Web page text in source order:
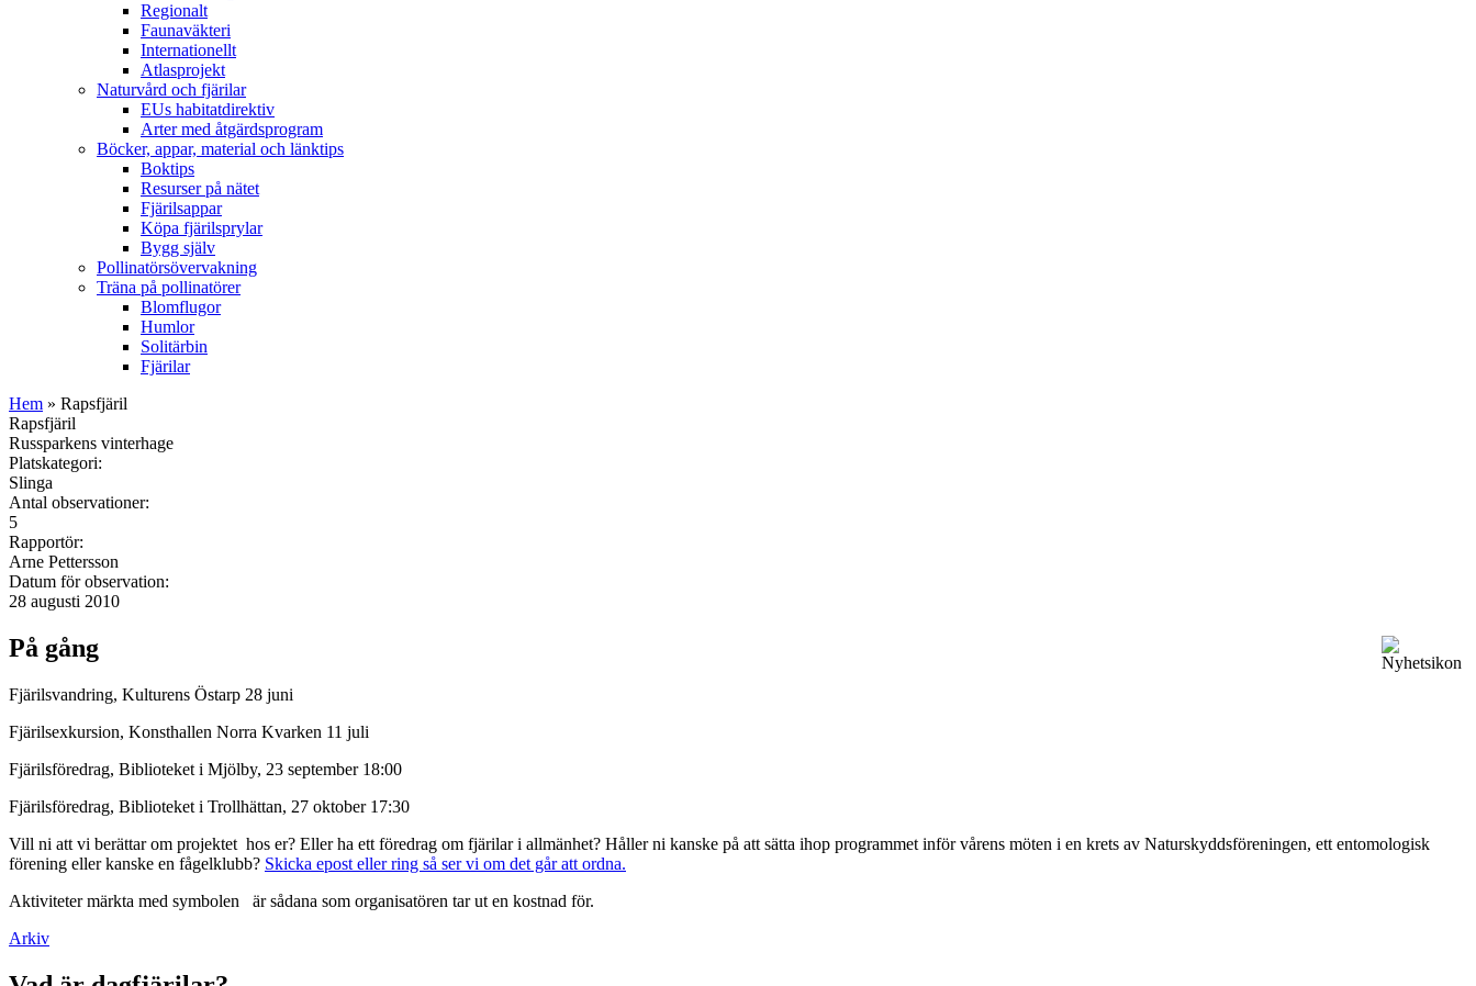
Regionalt
Faunaväkteri
Internationellt
Atlasprojekt
Naturvård och fjärilar
EUs habitatdirektiv
Arter med åtgärdsprogram
Böcker, appar, material och länktips
Boktips
Resurser på nätet
Fjärilsappar
Köpa fjärilsprylar
Bygg själv
Pollinatörsövervakning
Träna på pollinatörer
Blomflugor
Humlor
Solitärbin
Fjärilar
Hem » Rapsfjäril
Rapsfjäril
Russparkens vinterhage
Platskategori:
Slinga
Antal observationer:
5
Rapportör:
Arne Pettersson
Datum för observation:
28 augusti 2010
På gång
Fjärilsvandring, Kulturens Östarp 28 juni
Fjärilsexkursion, Konsthallen Norra Kvarken 11 juli
Fjärilsföredrag, Biblioteket i Mjölby, 23 september 18:00
Fjärilsföredrag, Biblioteket i Trollhättan, 27 oktober 17:30
Vill ni att vi berättar om projektet hos er? Eller ha ett föredrag om fjärilar i allmänhet? Håller ni kanske på att sätta ihop programmet inför vårens möten i en krets av Naturskyddsföreningen, ett entomologisk
förening eller kanske en fågelklubb? Skicka epost eller ring så ser vi om det går att ordna.
Aktiviteter märkta med symbolen
är sådana som organisatören tar ut en kostnad för.
Arkiv